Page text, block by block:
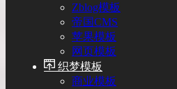
Zblog模板
帝国CMS
苹果模板
网页模板
织梦模板
商业模板